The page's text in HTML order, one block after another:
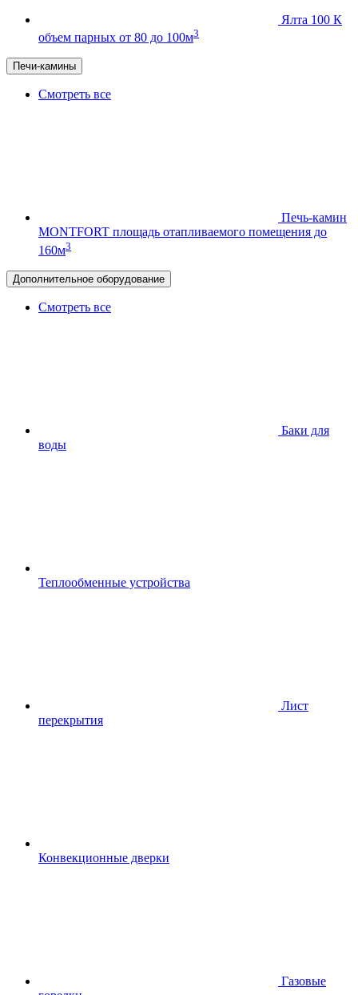
Ялта 100 К
объем парных от 80 до 100м3
Печи-камины
Смотреть все
Печь-камин
MONTFORT площадь отапливаемого помещения до
160м3
Дополнительное оборудование
Смотреть все
Баки для
воды
Теплообменные устройства
Лист
перекрытия
Конвекционные дверки
Газовые